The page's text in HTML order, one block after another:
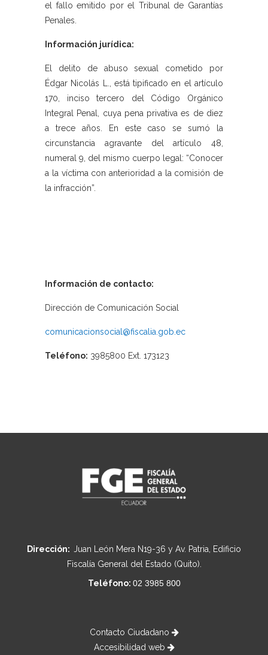
el fallo emitido por el Tribunal de Garantías
Penales.
Información jurídica:
El delito de abuso sexual cometido por
Édgar Nicolás L., está tipificado en el artículo
170, inciso tercero del Código Orgánico
Integral Penal, cuya pena privativa es de diez
a trece años. En este caso se sumó la
circunstancia agravante del artículo 48,
numeral 9, del mismo cuerpo legal: “Conocer
a la víctima con anterioridad a la comisión de
la infracción”.
Información de contacto:
Dirección de Comunicación Social
comunicacionsocial@fiscalia.gob.ec
Teléfono: 3985800 Ext. 173123
Dirección: Juan León Mera N19-36 y Av. Patria, Edificio
Fiscalía General del Estado (Quito).
Teléfono: 02 3985 800
Contacto Ciudadano
Accesibilidad web